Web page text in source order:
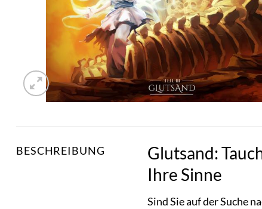
BESCHREIBUNG
Glutsand:
Ihre Sinne
Sind Sie auf der Suche